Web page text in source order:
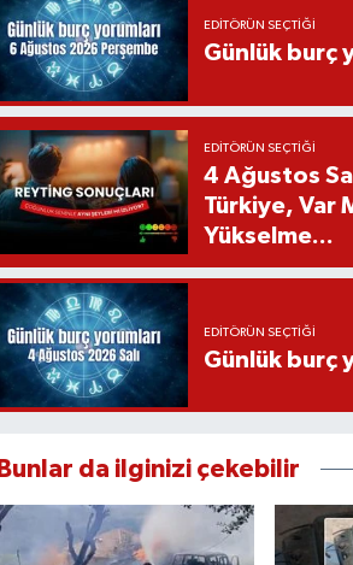
EDITÖRÜN SEÇTIĞI
Günlük burç
EDITÖRÜN SEÇTIĞI
4 Ağustos
Türkiye, Var
Yükselme...
EDITÖRÜN SEÇTIĞI
Günlük burç
Bunlar da ilginizi çekebilir